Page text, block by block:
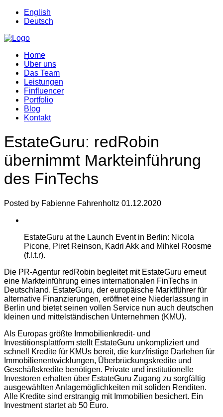
English
Deutsch
Home
Über uns
Das Team
Leistungen
Finfluencer
Portfolio
Blog
Kontakt
EstateGuru: redRobin
übernimmt Markteinführung
des FinTechs
Posted by Fabienne Fahrenholtz 01.12.2020
EstateGuru at the Launch Event in Berlin: Nicola
Picone, Piret Reinson, Kadri Akk and Mihkel Roosme
(f.l.t.r).
Die PR-Agentur redRobin begleitet mit EstateGuru erneut
eine Markteinführung eines internationalen FinTechs in
Deutschland. EstateGuru, der europäische Marktführer für
alternative Finanzierungen, eröffnet eine Niederlassung in
Berlin und bietet seinen vollen Service nun auch deutschen
kleinen und mittelständischen Unternehmen (KMU).
Als Europas größte Immobilienkredit- und
Investitionsplattform stellt EstateGuru unkompliziert und
schnell Kredite für KMUs bereit, die kurzfristige Darlehen für
Immobilienentwicklungen, Überbrückungskredite und
Geschäftskredite benötigen. Private und institutionelle
Investoren erhalten über EstateGuru Zugang zu sorgfältig
ausgewählten Anlagemöglichkeiten mit soliden Renditen.
Alle Kredite sind erstrangig mit Immobilien besichert. Ein
Investment startet ab 50 Euro.